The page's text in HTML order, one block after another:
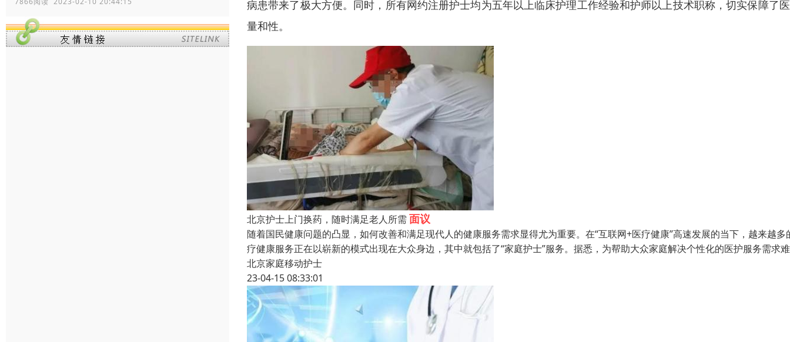
病患带来了极大方便。同时，所有网约注册护士均为五年以上临床护理工作经验和护师以上技术职称，切实保障了
量和性。
北京护士上门换药，随时满足老人所需 面议
随着国民健康问题的凸显，如何改善和满足现代人的健康服务需求显得尤为重要。在“互联网+医疗健康”高速发展的当下，越来越多
疗健康服务正在以崭新的模式出现在大众身边，其中就包括了“家庭护士”服务。据悉，为帮助大众家庭解决个性化的医护服务需求难
北京家庭移动护士
23-04-15 08:33:01